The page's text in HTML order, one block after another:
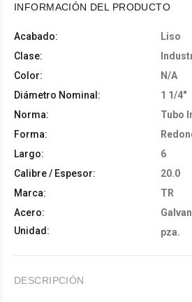
INFORMACIÓN DEL PRODUCTO
Acabado:
Liso
Clase:
Color:
N/A
Diámetro Nominal:
1 1/4"
Norma:
Tubo
Forma:
Largo:
6
Calibre / Espesor:
20.0
Marca:
TR
Acero:
Unidad:
pza.
DESCRIPCIÓN